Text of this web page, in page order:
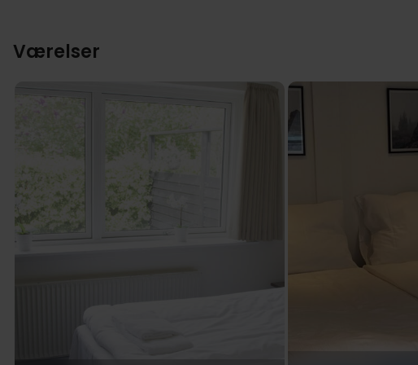
Værelser